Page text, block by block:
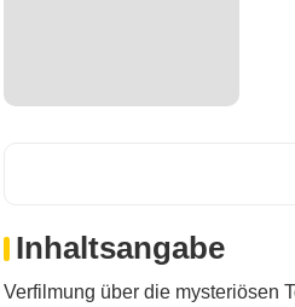
Inhaltsangabe
Verfilmung über die mysteriösen